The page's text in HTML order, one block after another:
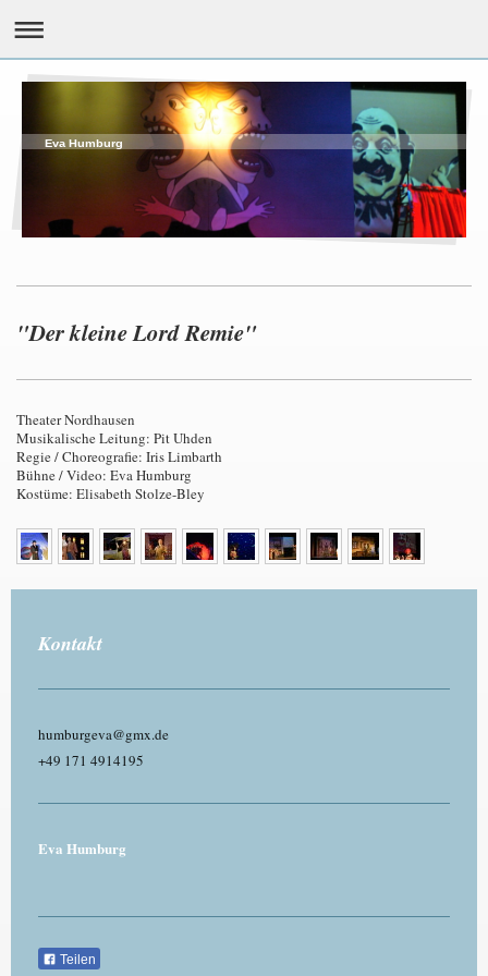
Eva Humburg
"Der kleine Lord Remie"
Theater Nordhausen
Musikalische Leitung: Pit Uhden
Regie / Choreografie: Iris Limbarth
Bühne / Video: Eva Humburg
Kostüme: Elisabeth Stolze-Bley
Kontakt
humburgeva@gmx.de
+49 171 4914195
Eva Humburg
Teilen